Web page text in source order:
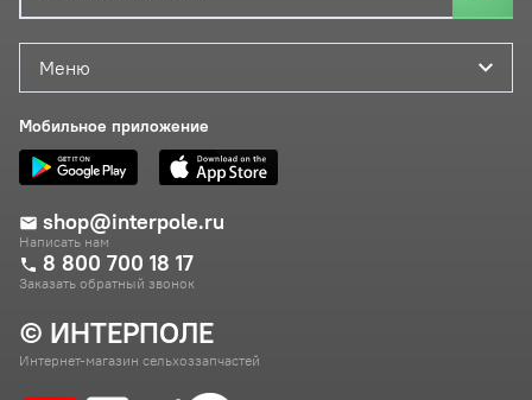
© ИНТЕРПОЛЕ
Интернет-магазин сельхоззапчастей
Меню
Мобильное приложение
shop@interpole.ru
Написать нам
8 800 700 18 17
Заказать обратный звонок